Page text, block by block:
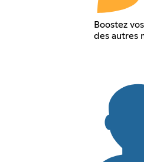
Boostez
des autres